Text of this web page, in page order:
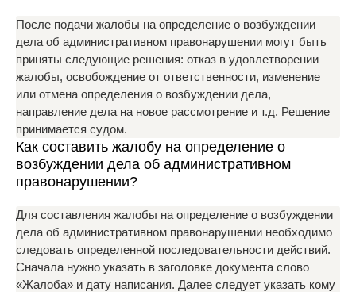
После подачи жалобы на определение о возбуждении
дела об административном правонарушении могут быть
приняты следующие решения: отказ в удовлетворении
жалобы, освобождение от ответственности, изменение
или отмена определения о возбуждении дела,
направление дела на новое рассмотрение и т.д. Решение
принимается судом.
Как составить жалобу на определение о
возбуждении дела об административном
правонарушении?
Для составления жалобы на определение о возбуждении
дела об административном правонарушении необходимо
следовать определенной последовательности действий.
Сначала нужно указать в заголовке документа слово
«Жалоба» и дату написания. Далее следует указать кому